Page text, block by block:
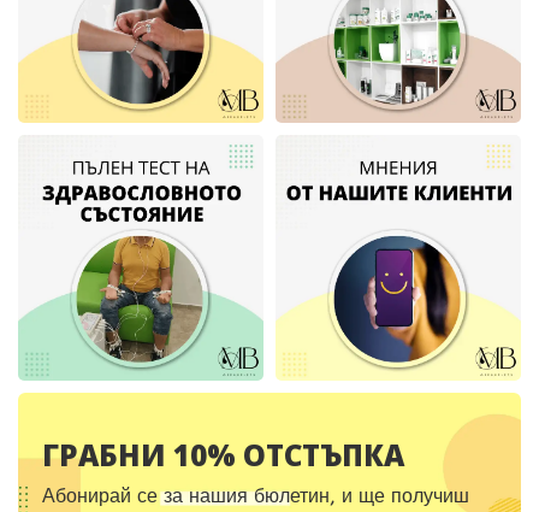
ГРАБНИ 10% ОТСТЪПКА
Абонирай се за нашия бюлетин, и ще получиш